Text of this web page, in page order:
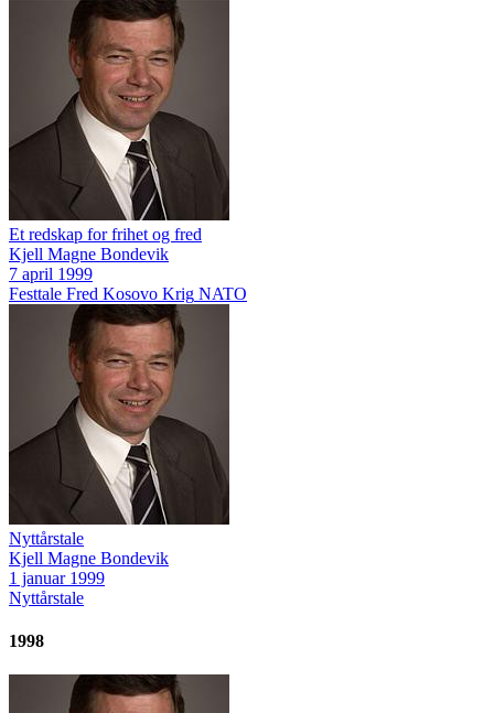
Et redskap for frihet og fred
Kjell Magne Bondevik
7 april 1999
Festtale Fred Kosovo Krig NATO
Nyttårstale
Kjell Magne Bondevik
1 januar 1999
Nyttårstale
1998